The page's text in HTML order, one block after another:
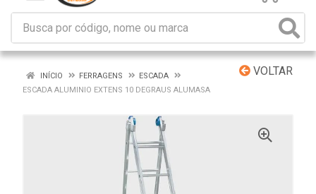
VOLTAR
INÍCIO FERRAGENS
ESCADA
ESCADA ALUMINIO EXTENS 10 DEGRAUS ALUMASA